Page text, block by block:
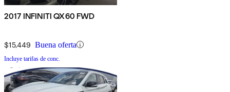
2017 INFINITI QX60 FWD
$15,449 Buena oferta
Incluye tarifas de conc.